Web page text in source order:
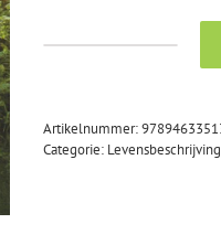
een
mirte
Artikelnummer:
Categorie: